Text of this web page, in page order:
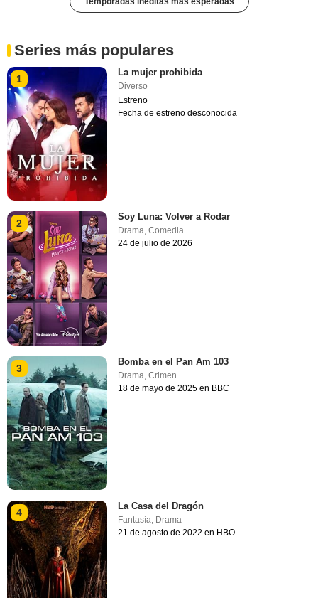
Series más populares
1
La mujer prohibida
Diverso
Estreno
Fecha de estreno desconocida
2
Soy Luna: Volver a Rodar
Drama,Comedia
24 de julio de 2026
3
Bomba en el Pan Am 103
Drama ,Crimen
18 de mayo de 2025 en BBC
4
La Casa del Dragón
Fantasía, Drama
21 de agosto de 2022 en HBO